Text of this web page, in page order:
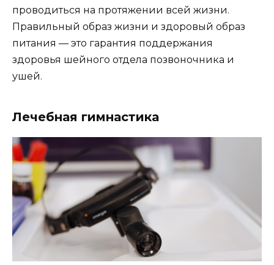
проводиться на протяжении всей жизни.
Правильный образ жизни и здоровый образ
питания — это гарантия поддержания
здоровья шейного отдела позвоночника и
ушей.
Лечебная гимнастика